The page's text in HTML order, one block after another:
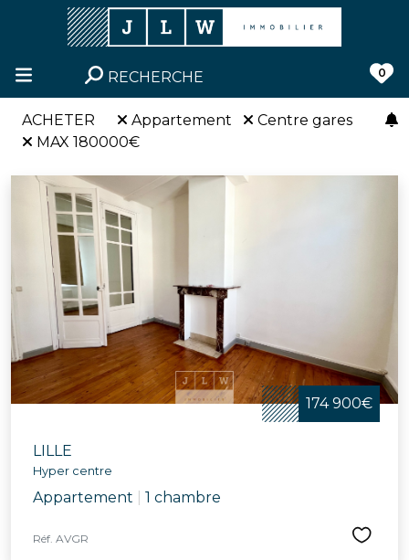
RECHERCHE 0
ACHETER Appartement
Centre gares
MAX 180000€
174 900€
LILLE
Hyper centre
Appartement 1 chambre
Réf. AVGR